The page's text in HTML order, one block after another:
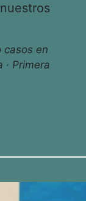
casos en
· Primera